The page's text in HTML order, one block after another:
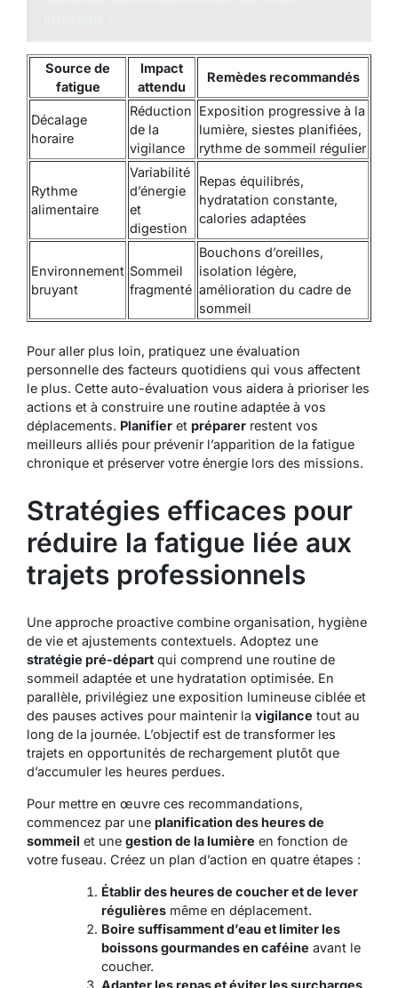
Source de
fatigue
Impact
attendu
Remèdes recommandés
Décalage
horaire
Réduction
de la
vigilance
Exposition progressive à la
lumière, siestes planifiées,
rythme de sommeil régulier
Rythme
alimentaire
Variabilité
d’énergie
et
digestion
Repas équilibrés,
hydratation constante,
calories adaptées
Environnement
bruyant
Sommeil
fragmenté
Bouchons d’oreilles,
isolation légère,
amélioration du cadre de
sommeil
Pour aller plus loin, pratiquez une évaluation
personnelle des facteurs quotidiens qui vous affectent
le plus. Cette auto-évaluation vous aidera à prioriser les
actions et à construire une routine adaptée à vos
déplacements. Planifier et préparer restent vos
meilleurs alliés pour prévenir l’apparition de la fatigue
chronique et préserver votre énergie lors des missions.
Stratégies efficaces pour
réduire la fatigue liée aux
trajets professionnels
Une approche proactive combine organisation, hygiène
de vie et ajustements contextuels. Adoptez une
stratégie pré-départ qui comprend une routine de
sommeil adaptée et une hydratation optimisée. En
parallèle, privilégiez une exposition lumineuse ciblée et
des pauses actives pour maintenir la vigilance tout au
long de la journée. L’objectif est de transformer les
trajets en opportunités de rechargement plutôt que
d’accumuler les heures perdues.
Pour mettre en œuvre ces recommandations,
commencez par une planification des heures de
sommeil et une gestion de la lumière en fonction de
votre fuseau. Créez un plan d’action en quatre étapes :
Établir des heures de coucher et de lever
régulièresmême en déplacement.
Boire suffisamment d’eau et limiter les
boissons gourmandes en caféine avant le
coucher.
Adapter les repas et éviter les surcharges